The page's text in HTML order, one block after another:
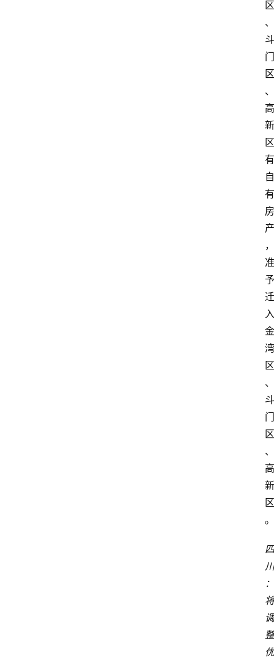
区
、
斗
门
区
、
高
新
区
有
自
有
房
产
，
准
予
迁
入
金
湾
区
、
斗
门
区
、
高
新
区
。
四
川
：
将
调
整
优